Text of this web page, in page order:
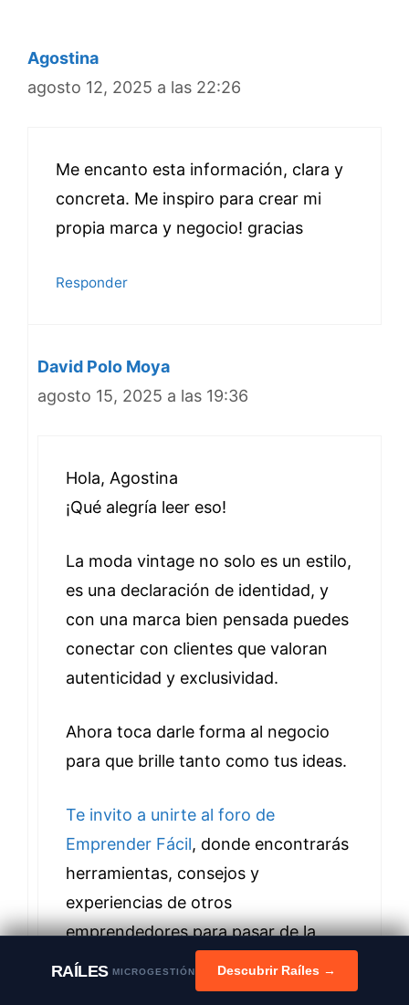
Agostina
agosto 12, 2025 a las 22:26
Me encanto esta información, clara y
concreta. Me inspiro para crear mi
propia marca y negocio! gracias
Responder
David Polo Moya
agosto 15, 2025 a las 19:36
Hola, Agostina
¡Qué alegría leer eso!
La moda vintage no solo es un estilo,
es una declaración de identidad, y
con una marca bien pensada puedes
conectar con clientes que valoran
autenticidad y exclusividad.
Ahora toca darle forma al negocio
para que brille tanto como tus ideas.
Te invito a unirte al foro de
Emprender Fácil, donde encontrarás
herramientas, consejos y
experiencias de otros
emprendedores para pasar de la
inspiración a un plan sólido. ¡Ahí
seguimos afinando detalles para que
RAÍLESMICROGESTIÓN Descubrir Raíles →